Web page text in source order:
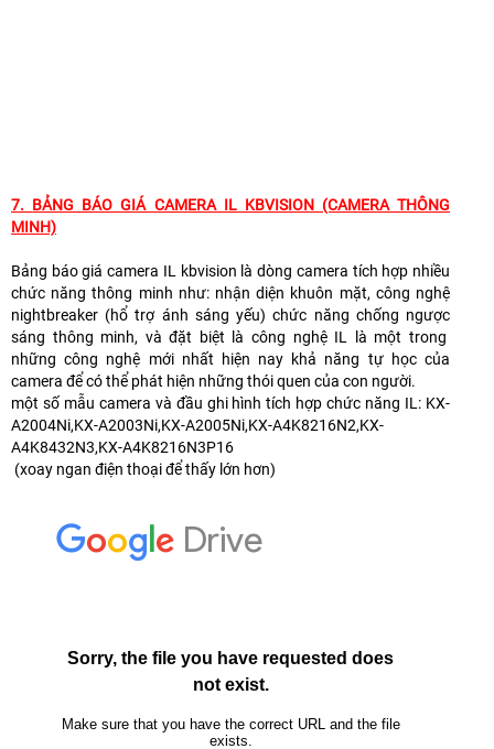
7. BẢNG BÁO GIÁ CAMERA IL KBVISION (CAMERA THÔNG
MINH)
Bảng báo giá camera IL kbvision là dòng camera tích hợp nhiều
chức năng thông minh như: nhận diện khuôn mặt, công nghệ
nightbreaker (hổ trợ ánh sáng yếu) chức năng chống ngược
sáng thông minh, và đặt biệt là công nghệ IL là một trong
những công nghệ mới nhất hiện nay khả năng tự học của
camera để có thể phát hiện những thói quen của con người.
một số mẫu camera và đầu ghi hình tích hợp chức năng IL: KX-
A2004Ni,KX-A2003Ni,KX-A2005Ni,KX-A4K8216N2,KX-
A4K8432N3,KX-A4K8216N3P16
(xoay ngan điện thoại để thấy lớn hơn)